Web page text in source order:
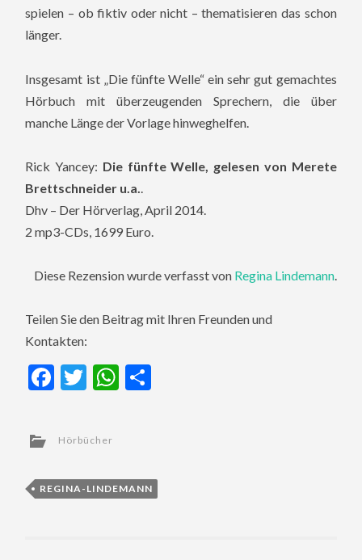
spielen – ob fiktiv oder nicht – thematisieren das schon
länger.
Insgesamt ist „Die fünfte Welle“ ein sehr gut gemachtes
Hörbuch mit überzeugenden Sprechern, die über
manche Länge der Vorlage hinweghelfen.
Rick Yancey: Die fünfte Welle, gelesen von Merete
Brettschneider u.a.
Dhv – Der Hörverlag, April 2014.
2 mp3-CDs, 1699 Euro.
Diese Rezension wurde verfasst von Regina Lindemann.
Teilen Sie den Beitrag mit Ihren Freunden und
Kontakten:
Facebook
TwitterWhatsApp
Hörbücher
REGINA-LINDEMANN